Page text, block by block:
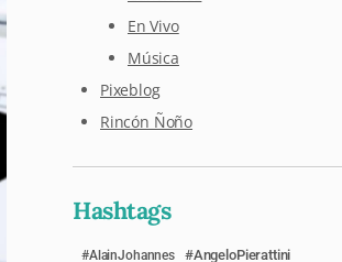
En Vivo
Música
Pixeblog
Rincón Ñoño
Hashtags
AlainJohannes AngeloPierattini